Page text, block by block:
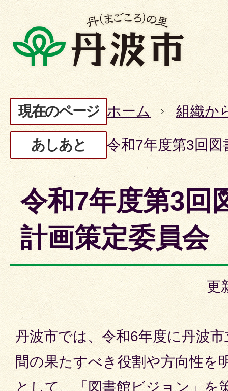
現在のページ ホーム 組織か
あしあと 令和7年度第3回
令和7年度第3回
計画策定委員会
更
丹波市では、令和6年度に丹波
間の果たすべき役割や方向性を
として、「図書館ビジョン」を